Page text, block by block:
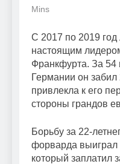
Mins
С 2017 по 2019
настоящим
Франкфурта. За 54
Германии он забил
привлекла к его
стороны грандов
Борьбу за 22-
форварда выиграл
который заплатил